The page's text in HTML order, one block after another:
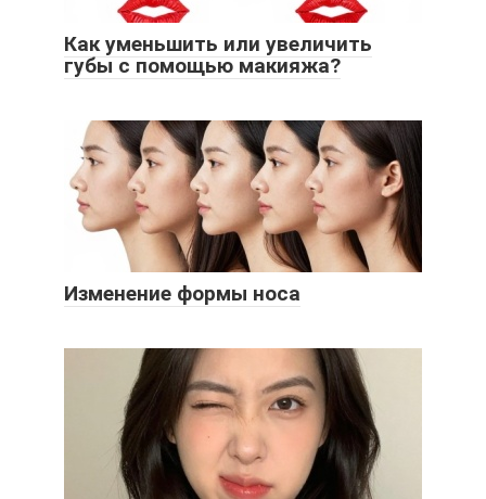
Как уменьшить или увеличить
губы с помощью макияжа?
Изменение формы носа